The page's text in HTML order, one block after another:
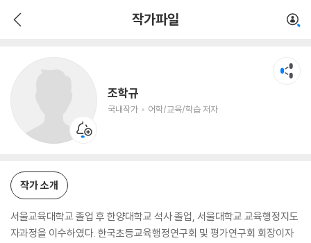
작가파일
조학규
국내작가 어학/교육/학습 저자
어학/교육/학습 저자
작가 소개
서울교육대학교 졸업 후 한양대학교 석사 졸업, 서울대학교 교육행정지도
자과정을 이수하였다. 한국초등교육행정연구회 및 평가연구회 회장이자